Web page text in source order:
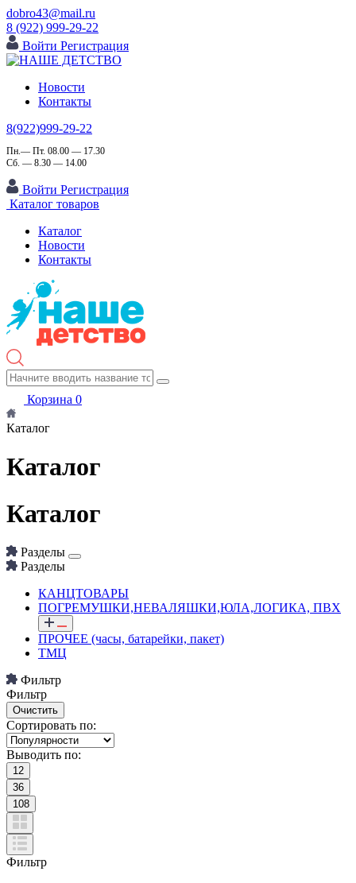
dobro43@mail.ru
8 (922) 999-29-22
Войти Регистрация
Новости
Контакты
8(922)999-29-22
Пн.— Пт. 08.00 — 17.30
Сб. — 8.30 — 14.00
Войти Регистрация
Каталог товаров
Каталог
Новости
Контакты
Корзина 0
Каталог
Каталог
Каталог
Разделы
Разделы
КАНЦТОВАРЫ
ПОГРЕМУШКИ,НЕВАЛЯШКИ,ЮЛА,ЛОГИКА, ПВХ
ПРОЧЕЕ (часы, батарейки, пакет)
ТМЦ
Фильтр
Фильтр
Сортировать по:
Выводить по:
12
36
108
Фильтр